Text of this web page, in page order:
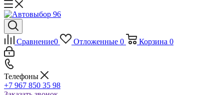
Сравнение0 Отложенные 0 Корзина 0
Телефоны
+7 967 850 35 98